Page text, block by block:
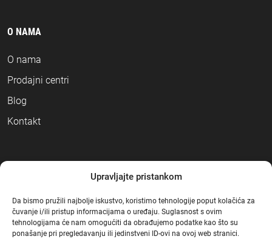
Upravljajte pristankom
Da bismo pružili najbolje iskustvo, koristimo tehnologije poput kolačića za
čuvanje i/ili pristup informacijama o uređaju. Suglasnost s ovim
tehnologijama će nam omogućiti da obrađujemo podatke kao što su
ponašanje pri pregledavanju ili jedinstveni ID-ovi na ovoj web stranici.
O NAMA
O nama
Prodajni centri
Blog
Kontakt